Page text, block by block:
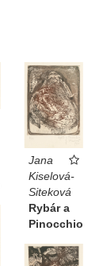
Jana
Kiselová-
Siteková
Rybár a
Pinocchio